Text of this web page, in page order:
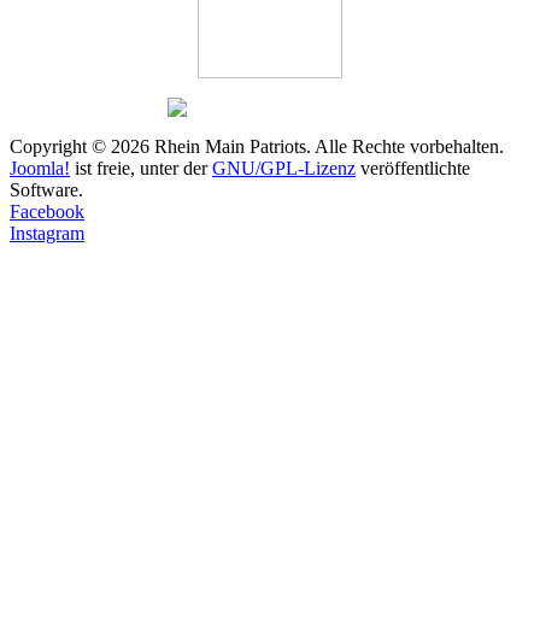
Copyright © 2026 Rhein Main Patriots. Alle Rechte vorbehalten.
Joomla! ist freie, unter derGNU/GPL-Lizenz veröffentlichte
Software.
Facebook
Instagram